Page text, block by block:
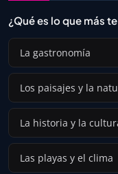
¿Qué es lo que más
La gastronomía
Los paisajes y la
La historia y la
Las playas y el clima